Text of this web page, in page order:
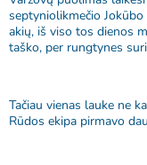
septyniolikmečio
akių, iš viso tos dienos
taško, per rungtynes
Tačiau vienas lauke ne
Rūdos ekipa pirmavo